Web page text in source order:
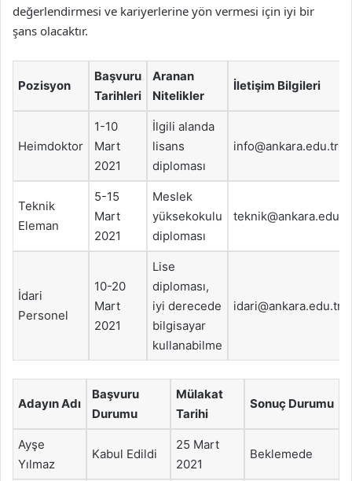
değerlendirmesi ve kariyerlerine yön vermesi için iyi bir
şans olacaktır.
Pozisyon
Başvuru
Tarihleri
Aranan
Nitelikler
İletişim Bilgileri
Heimdoktor
1-10
Mart
2021
İlgili alanda
lisans
diploması
info@ankara.edu.tr
Teknik
Eleman
5-15
Mart
2021
Meslek
yüksekokulu
diploması
teknik@ankara.edu.tr
İdari
Personel
10-20
Mart
2021
Lise
diploması,
iyi derecede
bilgisayar
kullanabilme
idari@ankara.edu.tr
Adayın Adı
Başvuru
Durumu
Mülakat
Tarihi
Sonuç Durumu
Ayşe
Yılmaz
Kabul Edildi
25 Mart
2021
Beklemede